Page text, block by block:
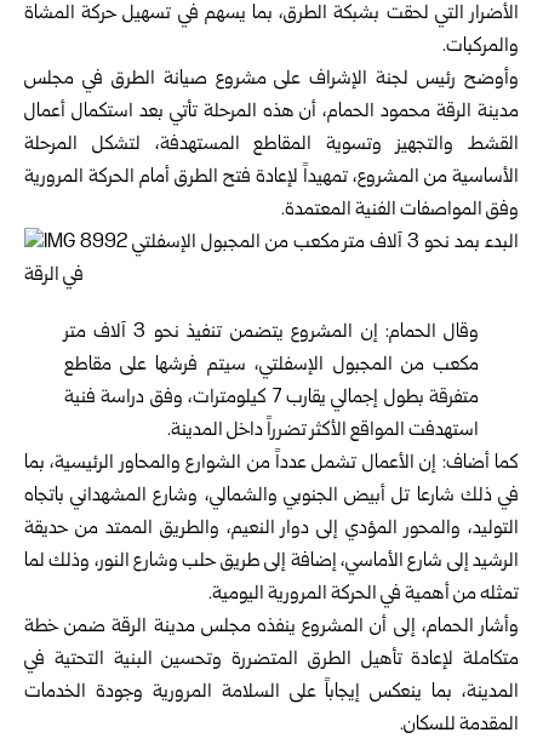
الأضرار التي لحقت بشبكة الطرق، بما يسهم في تسهيل حركة المشاة
والمركبات.
وأوضح رئيس لجنة الإشراف على مشروع صيانة الطرق في مجلس
مدينة الرقة محمود الحمام، أن هذه المرحلة تأتي بعد استكمال أعمال
القشط والتجهيز وتسوية المقاطع المستهدفة، لتشكل المرحلة
الأساسية من المشروع، تمهيداً لإعادة فتح الطرق أمام الحركة المرورية
وفق المواصفات الفنية المعتمدة.
وقال الحمام: إن المشروع يتضمن تنفيذ نحو 3 آلاف متر
مكعب من المجبول الإسفلتي، سيتم فرشها على مقاطع
متفرقة بطول إجمالي يقارب 7 كيلومترات، وفق دراسة فنية
استهدفت المواقع الأكثر تضرراً داخل المدينة.
كما أضاف: إن الأعمال تشمل عدداً من الشوارع والمحاور الرئيسية، بما
في ذلك شارعا تل أبيض الجنوبي والشمالي، وشارع المشهداني باتجاه
التوليد، والمحور المؤدي إلى دوار النعيم، والطريق الممتد من حديقة
الرشيد إلى شارع الأماسي، إضافة إلى طريق حلب وشارع النور، وذلك لما
تمثله من أهمية في الحركة المرورية اليومية.
وأشار الحمام، إلى أن المشروع ينفذه مجلس مدينة الرقة ضمن خطة
متكاملة لإعادة تأهيل الطرق المتضررة وتحسين البنية التحتية في
المدينة، بما ينعكس إيجاباً على السلامة المرورية وجودة الخدمات
المقدمة للسكان.